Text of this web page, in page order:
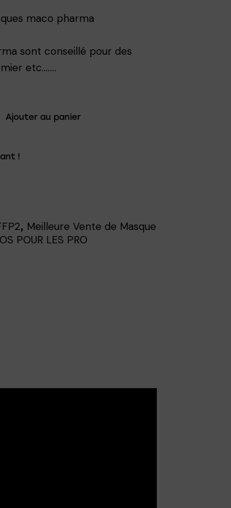
maco pharma
sont conseillé pour des
etc……..
Ajouter au panier
!
, Meilleure Vente de Masque
POUR LES PRO